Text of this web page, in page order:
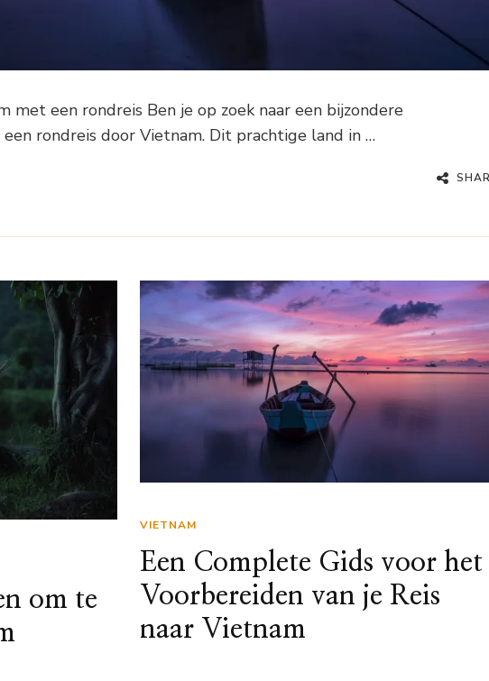
met een rondreis Ben je op zoek naar een bijzondere
rondreis door Vietnam. Dit prachtige land in …
om te
VIETNAM
Een Complete Gids voor het
Voorbereiden van je Reis
naar Vietnam